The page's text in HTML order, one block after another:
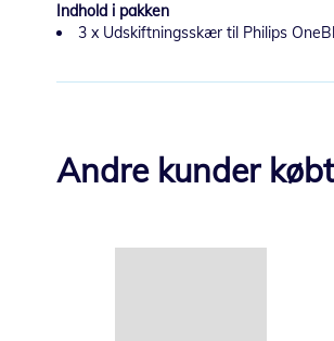
Indhold i pakken
3 x Udskiftningsskær til Philips
Andre kunder